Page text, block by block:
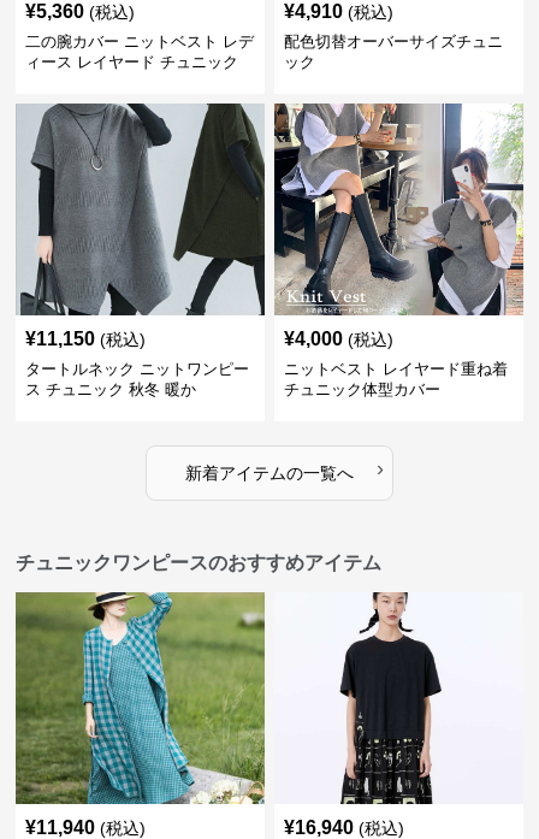
¥5,360 (税込)
二の腕カバー ニットベスト レデ
ィース レイヤード チュニック
¥4,910 (税込)
配色切替オーバーサイズチュニ
ック
¥11,150 (税込)
タートルネック ニットワンピー
ス チュニック 秋冬 暖か
¥4,000 (税込)
ニットベスト レイヤード重ね着
チュニック体型カバー
新着アイテムの一覧へ ›
チュニックワンピースのおすすめアイテム
¥11,940 (税込) ¥16,940 (税込)